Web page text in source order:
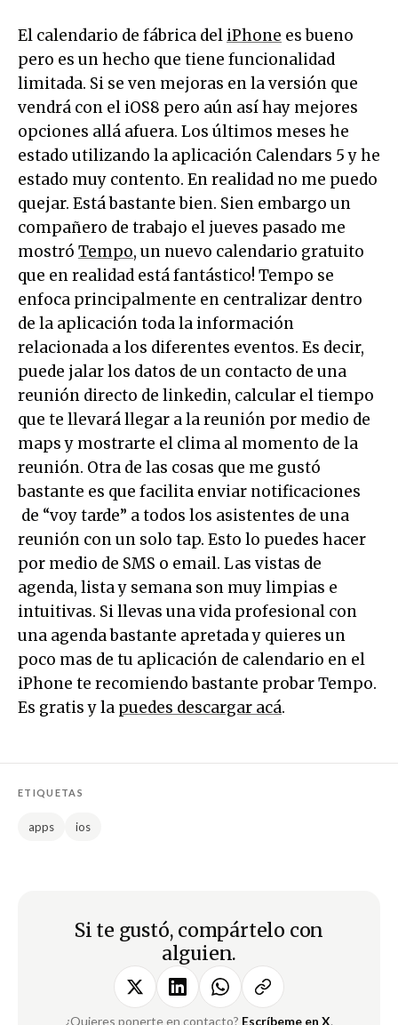
El calendario de fábrica del iPhone es bueno
pero es un hecho que tiene funcionalidad
limitada. Si se ven mejoras en la versión que
vendrá con el iOS8 pero aún así hay mejores
opciones allá afuera. Los últimos meses he
estado utilizando la aplicación Calendars 5 y he
estado muy contento. En realidad no me puedo
quejar. Está bastante bien. Sien embargo un
compañero de trabajo el jueves pasado me
mostró Tempo, un nuevo calendario gratuito
que en realidad está fantástico! Tempo se
enfoca principalmente en centralizar dentro
de la aplicación toda la información
relacionada a los diferentes eventos. Es decir,
puede jalar los datos de un contacto de una
reunión directo de linkedin, calcular el tiempo
que te llevará llegar a la reunión por medio de
maps y mostrarte el clima al momento de la
reunión. Otra de las cosas que me gustó
bastante es que facilita enviar notificaciones
de “voy tarde” a todos los asistentes de una
reunión con un solo tap. Esto lo puedes hacer
por medio de SMS o email. Las vistas de
agenda, lista y semana son muy limpias e
intuitivas. Si llevas una vida profesional con
una agenda bastante apretada y quieres un
poco mas de tu aplicación de calendario en el
iPhone te recomiendo bastante probar Tempo.
Es gratis y la puedes descargar acá.
ETIQUETAS
apps ios
Si te gustó, compártelo con
alguien.
¿Quieres ponerte en contacto? Escríbeme en X.